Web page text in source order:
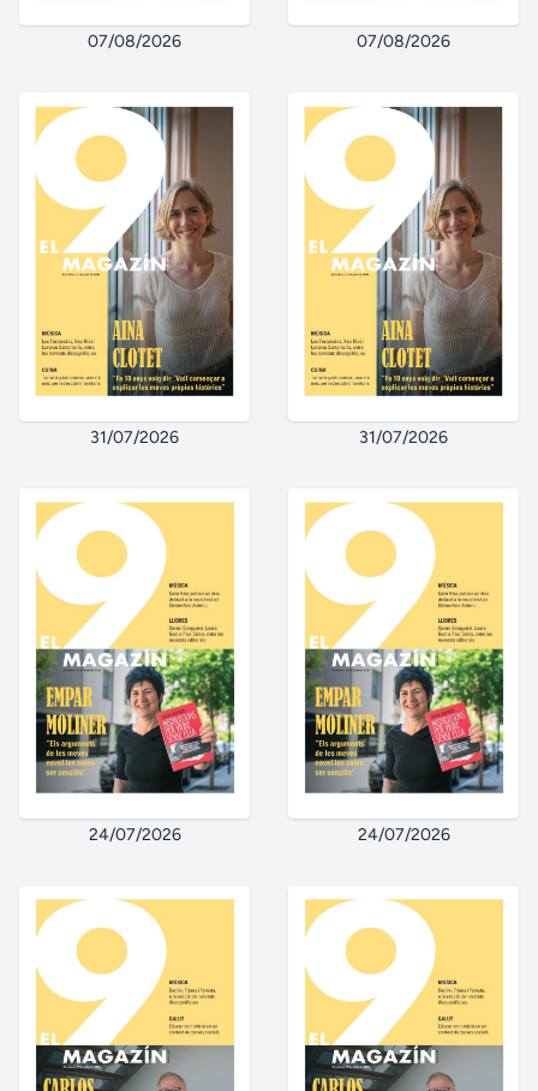
07/08/2026 07/08/2026
31/07/2026 31/07/2026
24/07/2026 24/07/2026